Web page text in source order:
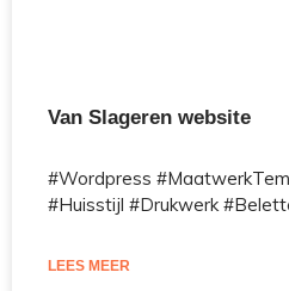
Van Slageren website
#Wordpress
#Huisstijl #Drukwerk
LEES MEER